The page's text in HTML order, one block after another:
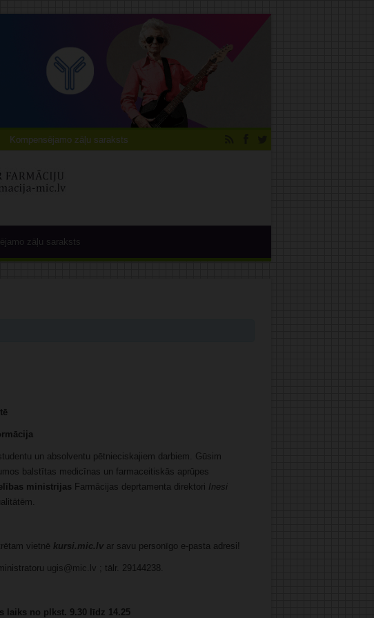
Kompensējamo zāļu saraksts
zāļu saraksts
un absolventu pētnieciskajiem darbiem. Gūsim
balstītas medicīnas un farmaceitiskās aprūpes
ministrijas Farmācijas deprtamenta direktori Inesi
vietnē kursi.mic.lvar savu personīgo e-pasta adresi!
ugis@mic.lv ; tālr. 29144238.
laiks no plkst. 9.30 līdz 14.25